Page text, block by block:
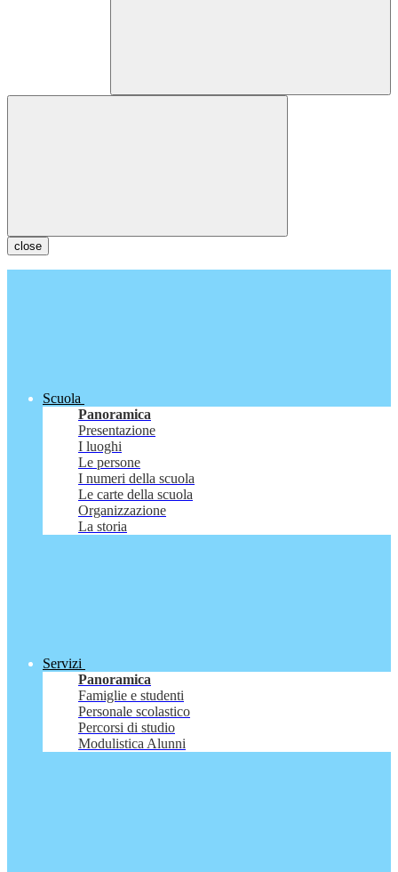
close
Scuola
Panoramica
Presentazione
I luoghi
Le persone
I numeri della scuola
Le carte della scuola
Organizzazione
La storia
Servizi
Panoramica
Famiglie e studenti
Personale scolastico
Percorsi di studio
Modulistica Alunni